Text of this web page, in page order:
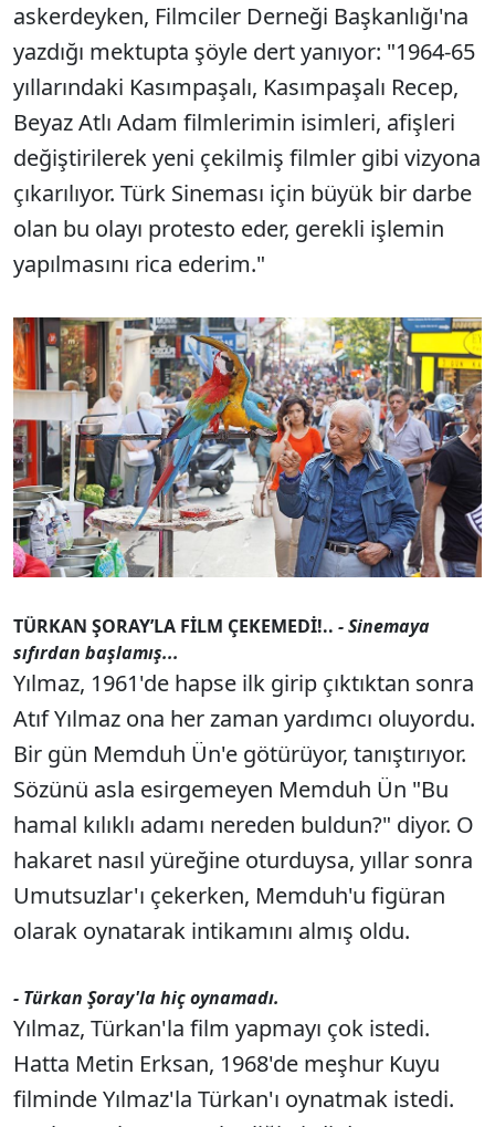
askerdeyken, Filmciler Derneği Başkanlığı'na
yazdığı mektupta şöyle dert yanıyor: "1964-65
yıllarındaki Kasımpaşalı, Kasımpaşalı Recep,
Beyaz Atlı Adam filmlerimin isimleri, afişleri
değiştirilerek yeni çekilmiş filmler gibi vizyona
çıkarılıyor. Türk Sineması için büyük bir darbe
olan bu olayı protesto eder, gerekli işlemin
yapılmasını rica ederim."
TÜRKAN ŞORAY’LA FİLM ÇEKEMEDİ!.. - Sinemaya
sıfırdan başlamış...
Yılmaz, 1961'de hapse ilk girip çıktıktan sonra
Atıf Yılmaz ona her zaman yardımcı oluyordu.
Bir gün Memduh Ün'e götürüyor, tanıştırıyor.
Sözünü asla esirgemeyen Memduh Ün "Bu
hamal kılıklı adamı nereden buldun?" diyor. O
hakaret nasıl yüreğine oturduysa, yıllar sonra
Umutsuzlar'ı çekerken, Memduh'u figüran
olarak oynatarak intikamını almış oldu.
- Türkan Şoray'la hiç oynamadı.
Yılmaz, Türkan'la film yapmayı çok istedi.
Hatta Metin Erksan, 1968'de meşhur Kuyu
filminde Yılmaz'la Türkan'ı oynatmak istedi.